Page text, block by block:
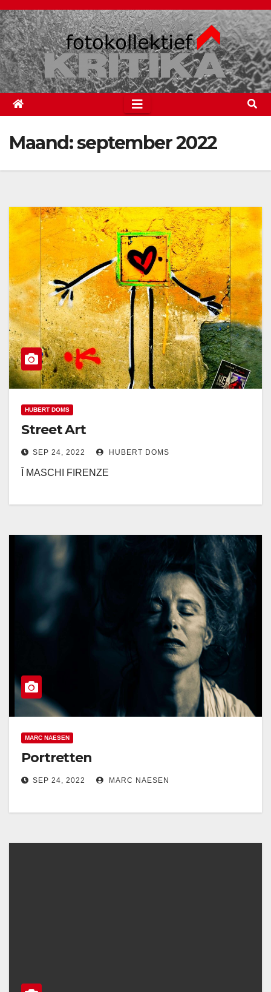
Spring
naar
de
inhoud
Maand:september 2022
HUBERT DOMS
Street Art
SEP 24, 2022 HUBERT DOMS
Î MASCHI FIRENZE
MARC NAESEN
Portretten
SEP 24, 2022 MARC NAESEN